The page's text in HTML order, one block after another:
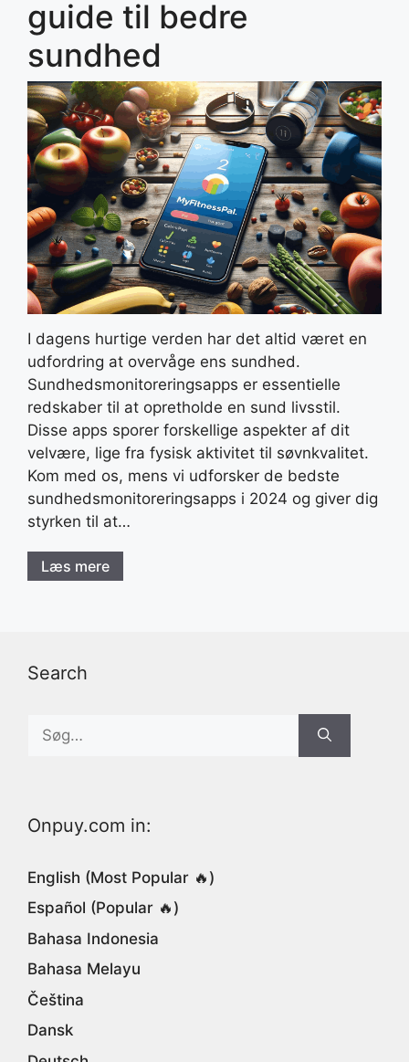
guide til bedre
sundhed
I dagens hurtige verden har det altid været en
udfordring at overvåge ens sundhed.
Sundhedsmonitoreringsapps er essentielle
redskaber til at opretholde en sund livsstil.
Disse apps sporer forskellige aspekter af dit
velvære, lige fra fysisk aktivitet til søvnkvalitet.
Kom med os, mens vi udforsker de bedste
sundhedsmonitoreringsapps i 2024 og giver dig
styrken til at…
Læs mere
Search
for:
Onpuy.com in:
English (Most Popular 🔥)
Español (Popular 🔥)
Bahasa Indonesia
Bahasa Melayu
Čeština
Dansk